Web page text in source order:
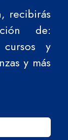
recibirás
de:
cursos y
y más